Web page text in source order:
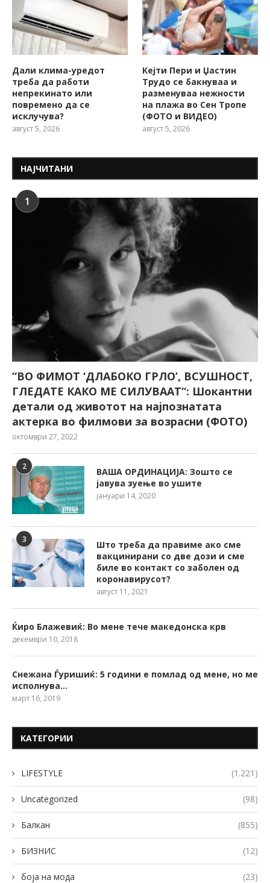
Дали клима-уредот
треба да работи
непрекинато или
повремено да се
исклучува?
август 5, 2026
Кејти Пери и Џастин
Трудо се бакнуваа и
разменуваа нежности
на плажа во Сен Тропе
(ФОТО и ВИДЕО)
август 5, 2026
НАЈЧИТАНИ
1
“ВО ФИМОТ ‘ДЛАБОКО ГРЛО’, ВСУШНОСТ,
ГЛЕДАТЕ КАКО МЕ СИЛУВААТ“: Шокантни
детали од животот на најпознатата
актерка во филмови за возрасни (ФОТО)
октомври 27, 2022
2
ВАША ОРДИНАЦИЈА: Зошто се
јавува зуење во ушите
јануари 14, 2020
3
Што треба да правиме ако сме
вакцинирани со две дози и сме
биле во контакт со заболен од
коронавирусот?
август 11, 2021
Ќиро Блажевиќ: Во мене тече македонска крв
декември 10, 2018
Снежана Ѓуришиќ: 5 години е помлад од мене, но ме
исполнува…
март 16, 2019
КАТЕГОРИИ
LIFESTYLE (1.221)
Uncategorized (98)
Балкан (855)
БИЗНИС (12)
боја на мода (23)